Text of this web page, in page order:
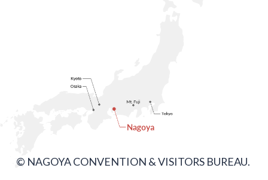
© NAGOYA CONVENTION & VISITORS BUREAU.